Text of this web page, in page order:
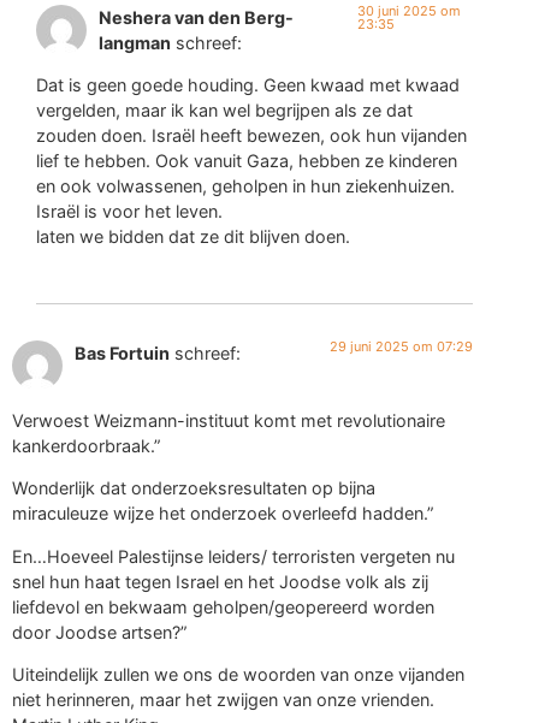
Neshera van den Berg-
langman schreef:
30 juni 2025 om
23:35
Dat is geen goede houding. Geen kwaad met kwaad
vergelden, maar ik kan wel begrijpen als ze dat
zouden doen. Israël heeft bewezen, ook hun vijanden
lief te hebben. Ook vanuit Gaza, hebben ze kinderen
en ook volwassenen, geholpen in hun ziekenhuizen.
Israël is voor het leven.
laten we bidden dat ze dit blijven doen.
Bas Fortuin schreef: 29 juni 2025 om 07:29
Verwoest Weizmann-instituut komt met revolutionaire
kankerdoorbraak.”
Wonderlijk dat onderzoeksresultaten op bijna
miraculeuze wijze het onderzoek overleefd hadden.”
En…Hoeveel Palestijnse leiders/ terroristen vergeten nu
snel hun haat tegen Israel en het Joodse volk als zij
liefdevol en bekwaam geholpen/geopereerd worden
door Joodse artsen?”
Uiteindelijk zullen we ons de woorden van onze vijanden
niet herinneren, maar het zwijgen van onze vrienden.